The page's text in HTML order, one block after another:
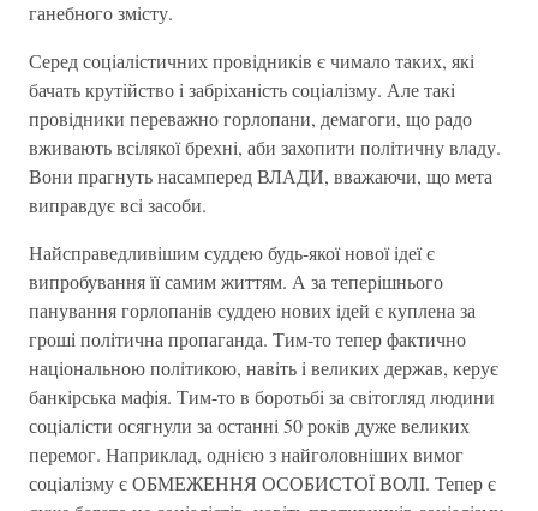
ганебного змiсту.
Серед соцiалiстичних провiдникiв є чимало таких, якi
бачать крутiйство i забрiханiсть соцiалiзму. Але такi
провiдники переважно горлопани, демагоги, що радо
вживають всiлякої брехнi, аби захопити полiтичну владу.
Вони прагнуть насамперед ВЛАДИ, вважаючи, що мета
виправдує всi засоби.
Найсправедливiшим суддею будь-якої нової iдеї є
випробування її самим життям. А за теперiшнього
панування горлопанiв суддею нових iдей є куплена за
грошi полiтична пропаганда. Тим-то тепер фактично
нацiональною полiтикою, навiть i великих держав, керує
банкiрська мафiя. Тим-то в боротьбi за свiтогляд людини
соцiалiсти осягнули за останнi 50 рокiв дуже великих
перемог. Наприклад, однією з найголовнiших вимог
соцiалiзму є ОБМЕЖЕННЯ ОСОБИСТОЇ ВОЛI. Тепер є